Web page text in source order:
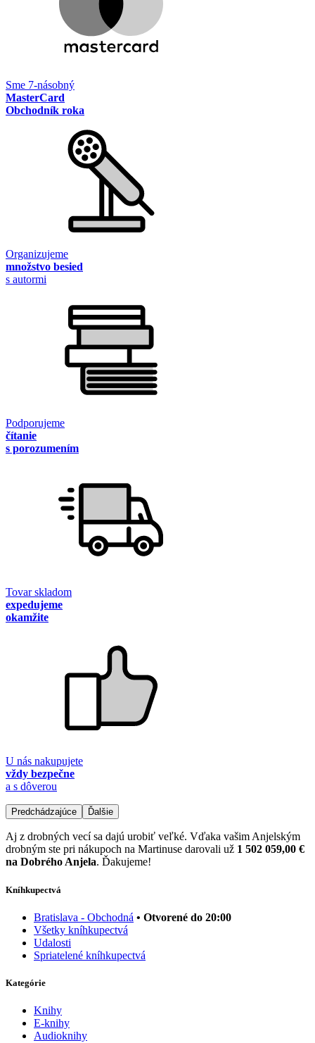
Sme 7-násobný
MasterCard
Obchodník roka
Organizujeme
množstvo besied
s autormi
Podporujeme
čítanie
s porozumením
Tovar skladom
expedujeme
okamžite
U nás nakupujete
vždy bezpečne
a s dôverou
Predchádzajúce Ďalšie
Aj z drobných vecí sa dajú urobiť veľké. Vďaka vašim Anjelským
drobným ste pri nákupoch na Martinuse darovali už 1 502 059,00 €
na Dobrého Anjela. Ďakujeme!
Kníhkupectvá
Bratislava - Obchodná • Otvorené do 20:00
Všetky kníhkupectvá
Udalosti
Spriatelené kníhkupectvá
Kategórie
Knihy
E-knihy
Audioknihy